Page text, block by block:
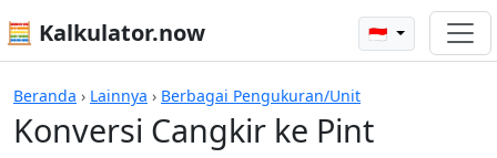
🧮 Kalkulator.now 🇮🇩
Beranda › Lainnya › Berbagai Pengukuran/Unit
Konversi Cangkir ke Pint
Kalkulator-kalkulator